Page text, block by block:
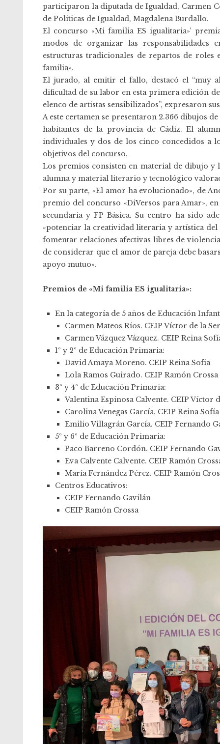
participaron la diputada de Igualdad, Carmen
de Políticas de Igualdad, Magdalena Burdallo.
El concurso «Mi familia ES igualitaria»’
modos de organizar las
estructuras tradicionales de repartos de
familia».
El jurado, al emitir el fallo, destacó el “muy
dificultad de su labor en esta primera edición
elenco de artistas sensibilizados”, expresaron
A este certamen se presentaron 2.366 dibujos
habitantes de la provincia de Cádiz. El
individuales y dos de los cinco concedidos a
objetivos del concurso.
Los premios consisten en material de dibujo
alumna y material literario y tecnológico
Por su parte, «El amor ha evolucionado», de
premio del concurso «DiVersos para Amar»,
secundaria y FP Básica. Su centro ha sido
«potenciar la creatividad literaria y artística del
fomentar relaciones afectivas libres de
de considerar que el amor de pareja debe
apoyo mutuo».
Premios de «Mi familia ES igualitaria»:
En la categoría de 5 años de Educación
Carmen Mateos Ríos. CEIP Víctor de la
Carmen Vázquez Vázquez. CEIP Reina
1º y 2º de Educación Primaria:
David Amaya Moreno. CEIP Reina Sofía
Lola Ramos Guirado. CEIP Ramón Crossa
3º y 4º de Educación Primaria:
Valentina Espinosa Calvente. CEIP Víctor
Carolina Venegas García. CEIP Reina Sofía
Emilio Villagrán García. CEIP Fernando
5º y 6º de Educación Primaria:
Paco Barreno Cordón. CEIP Fernando
Eva Calvente Calvente. CEIP Ramón
María Fernández Pérez. CEIP Ramón
Centros Educativos:
CEIP Fernando Gavilán
CEIP Ramón Crossa